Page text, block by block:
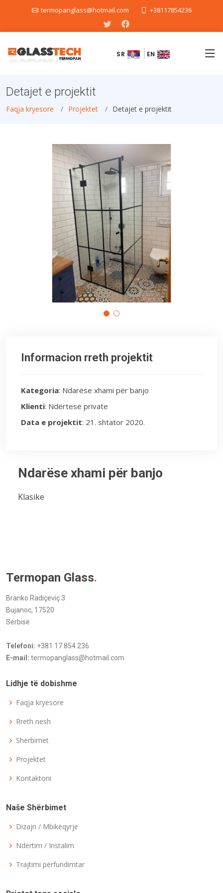
termopanglass@hotmail.com +38117854236
SR EN
Detajet e projektit
Faqja kryesore Projektet Detajet e projektit
Informacion rreth projektit
Kategoria: Ndarëse xhami për banjo
Klienti: Ndërtesë private
Data e projektit: 21. shtator 2020.
Ndarëse xhami për banjo
Klasike
Termopan Glass.
Branko Radiçeviç 3
Bujanoc, 17520
Serbisë
Telefoni: +381 17 854 236
E-mail: termopanglass@hotmail.com
Lidhje të dobishme
Faqja kryesore
Rreth nesh
Shërbimet
Projektet
Kontaktoni
Naše Shërbimet
Dizajn / Mbikëqyrje
Ndërtim / Instalim
Trajtimi përfundimtar